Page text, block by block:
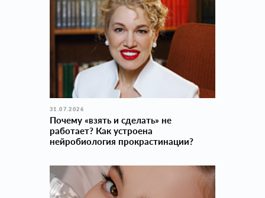
31.07.2026
Почему «взять и сделать» не
работает? Как устроена
нейробиология прокраcтинации?